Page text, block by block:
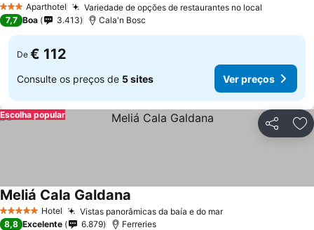
3 EstrelasAparthotel Variedade de opções de restaurantes no local
7,7 Boa 3.413 Cala'n Bosc
De € 112
Consulte os preços de 5 sites Ver preços
Partilhar
Escolha popular
5 Estrelas Hotel Vistas panorâmicas da baía e do mar
Meliá Cala Galdana
8,8 Excelente 6.879 Ferreries